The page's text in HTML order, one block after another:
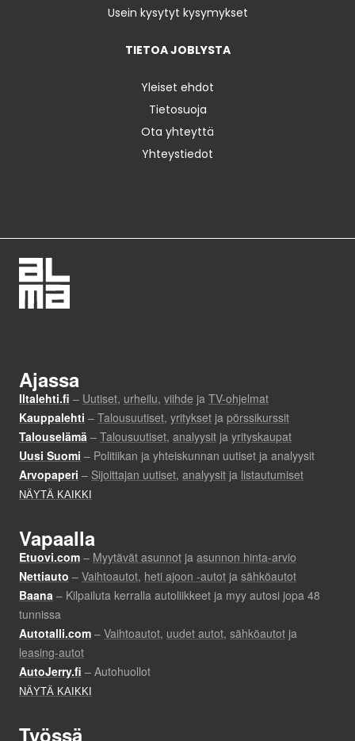
Usein kysytyt kysymykset
TIETOA JOBLYSTA
Yleiset ehdot
Tietosuoja
Ota yhteyttä
Yhteystiedot